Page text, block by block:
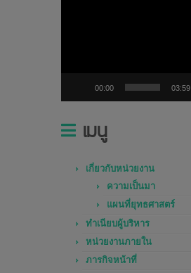
00:00 03:59
เมนู
เกี่ยวกับหน่วยงาน
ความเป็นมา
แผนที่ยุทธศาสตร์
ทำเนียบผู้บริหาร
หน่วยงานภายใน
ภารกิจหน้าที่